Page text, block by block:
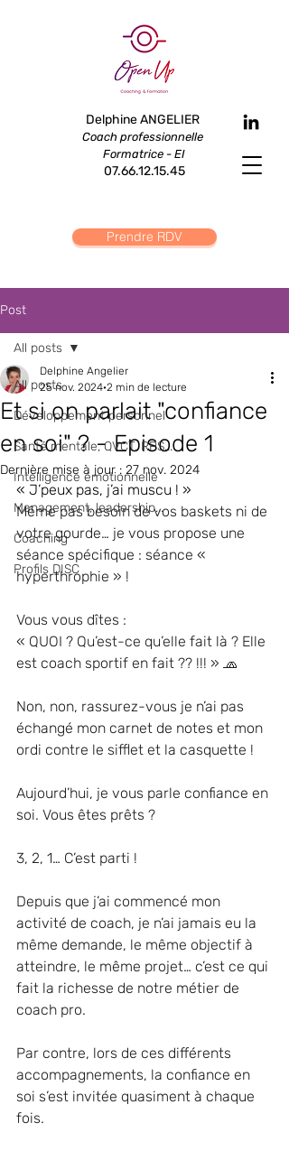
Delphine ANGELIER
Coach professionnelle
Formatrice - EI
07.66.12.15.45
Prendre RDV
Post
All posts
Développement personnel
Santé mentale, QVCT, RPS...
Intelligence émotionnelle
Management, leadership...
Coaching
Profils DISC
All posts
Et si on parlait "confiance
en soi" ? - Episode 1
Delphine Angelier
25 nov. 2024 2 min de lecture
Dernière mise à jour : 27 nov. 2024
« J’peux pas, j’ai muscu ! »
Même pas besoin de vos baskets ni de
votre gourde… je vous propose une
séance spécifique : séance «
hyperthrophie » !
Vous vous dîtes :
« QUOI ? Qu’est-ce qu’elle fait là ? Elle
est coach sportif en fait ?? !!! » 🧢
Non, non, rassurez-vous je n’ai pas
échangé mon carnet de notes et mon
ordi contre le sifflet et la casquette !
Aujourd’hui, je vous parle confiance en
soi. Vous êtes prêts ?
3, 2, 1… C’est parti !
Depuis que j’ai commencé mon
activité de coach, je n’ai jamais eu la
même demande, le même objectif à
atteindre, le même projet… c’est ce qui
fait la richesse de notre métier de
coach pro.
Par contre, lors de ces différents
accompagnements, la confiance en
soi s’est invitée quasiment à chaque
fois.